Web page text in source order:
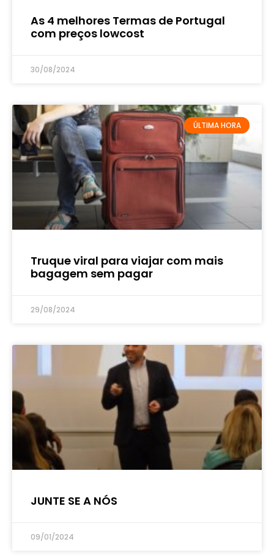
As 4 melhores Termas de Portugal
com preços lowcost
30/08/2024
ÚLTIMA HORA
Truque viral para viajar com mais
bagagem sem pagar
29/08/2024
JUNTE SE A NÓS
09/01/2024